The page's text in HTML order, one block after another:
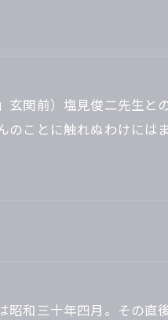
関前）塩見俊二先生と
ことに触れぬわけには
和三十年四月。その直後